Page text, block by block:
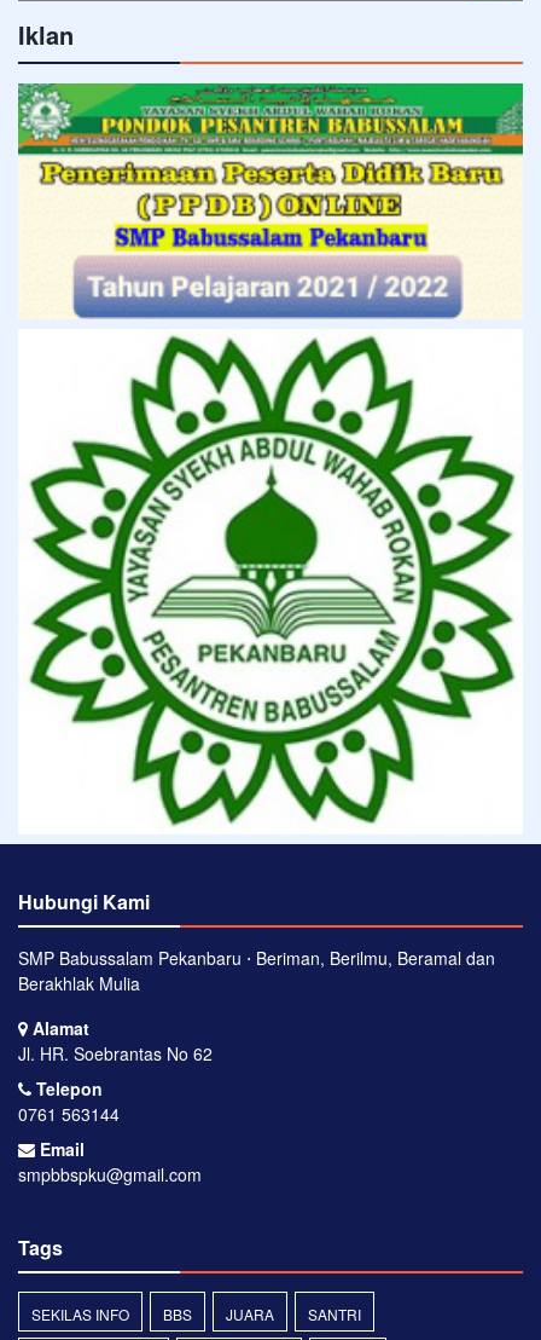
Iklan
Hubungi Kami
SMP Babussalam Pekanbaru ⋅ Beriman, Berilmu, Beramal dan
Berakhlak Mulia
Alamat
Jl. HR. Soebrantas No 62
Telepon
0761 563144
Email
smpbbspku@gmail.com
Tags
SEKILAS INFO BBS JUARA SANTRI